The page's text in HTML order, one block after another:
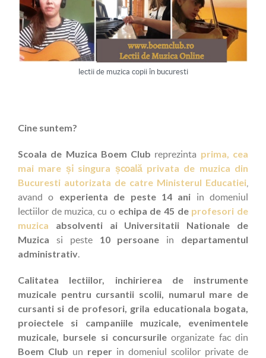
lectii de muzica copii în bucuresti
Cine suntem?
Scoala de Muzica Boem Club reprezinta prima, cea
mai mare șisingura școalăprivata de muzica din
Bucuresti autorizata de catre Ministerul Educatiei
avand o experienta de peste 14 ani in domeniul
lectiilor de muzica, cu o echipa de 45 de profesori de
muzica absolventi ai Universitatii Nationale de
Muzica si peste 10 persoane in departamentul
administrativ.
Calitatea lectiilor, inchirierea de instrumente
muzicale pentru cursantii scolii, numarul mare de
cursanti si de profesori, grila educationala bogata,
proiectele si campaniile muzicale, evenimentele
muzicale, bursele si concursurileorganizate fac din
Boem Club un reper in domeniul scolilor private de